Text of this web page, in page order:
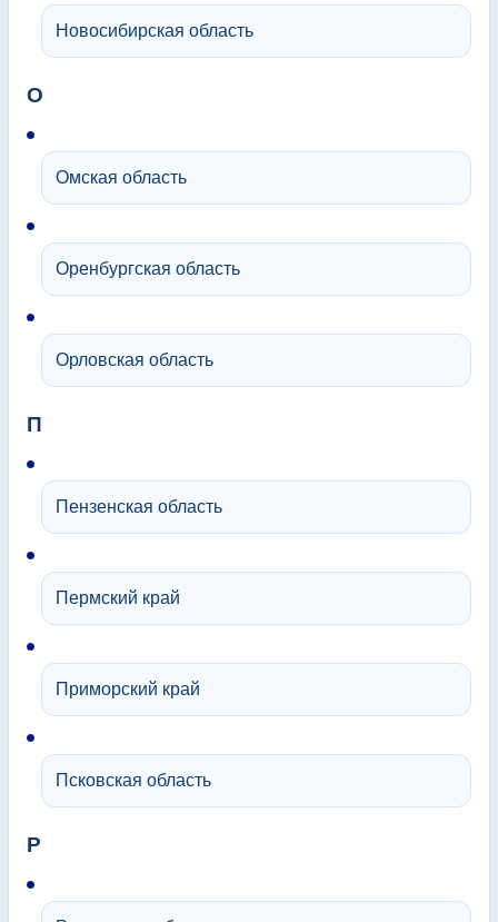
Новосибирская область
О
Омская область
Оренбургская область
Орловская область
П
Пензенская область
Пермский край
Приморский край
Псковская область
Р